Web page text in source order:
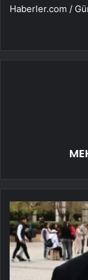
Haberler.com /